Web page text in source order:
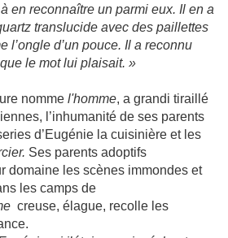
en reconnaître un parmi eux. Il en a
translucide avec des paillettes
l’ongle d’un pouce. Il a reconnu
le mot lui plaisait. »
nomme l'homme, a grandi tiraillé
l’inhumanité de ses parents
d’Eugénie la cuisinière et les
Ses parents adoptifs
domaine les scènes immondes et
les camps de
creuse, élague, recolle les